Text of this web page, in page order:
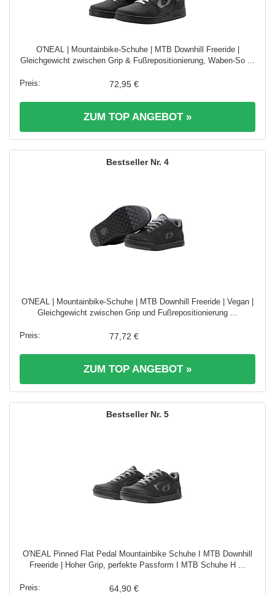
O'NEAL | Mountainbike-Schuhe | MTB Downhill Freeride |
Gleichgewicht zwischen Grip & Fußrepositionierung, Waben-So ...
72,95 €
ZUM TOP ANGEBOT »
4
O'NEAL | Mountainbike-Schuhe | MTB Downhill Freeride | Vegan |
Gleichgewicht zwischen Grip und Fußrepositionierung ...
77,72 €
ZUM TOP ANGEBOT »
5
O'NEAL Pinned Flat Pedal Mountainbike Schuhe I MTB Downhill
Freeride | Hoher Grip, perfekte Passform I MTB Schuhe H ...
64,90 €